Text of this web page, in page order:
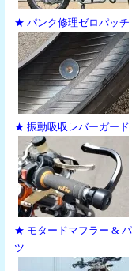
★ パンク修理ゼロパッチ
★ 振動吸収レバーガード
★ モタードマフラー &
ツ